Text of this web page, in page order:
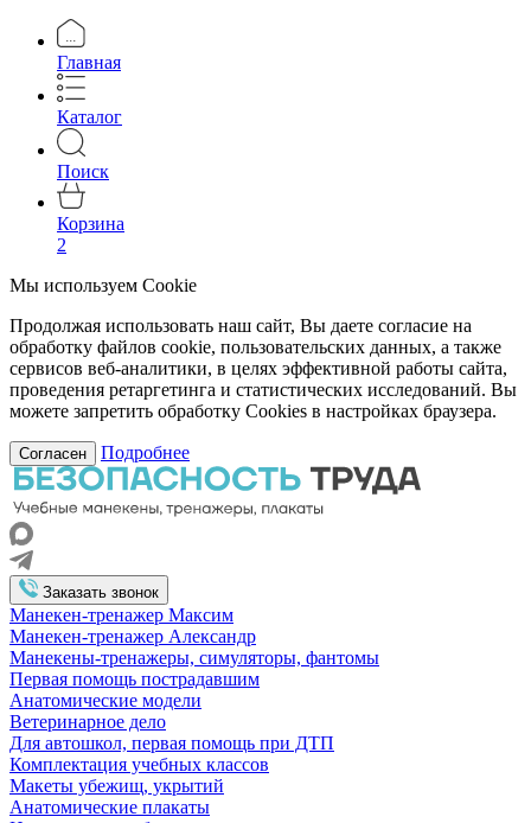
Главная
Каталог
Поиск
Корзина
2
Мы используем Cookie
Продолжая использовать наш сайт, Вы даете согласие на
обработку файлов cookie, пользовательских данных, а также
сервисов веб-аналитики, в целях эффективной работы сайта,
проведения ретаргетинга и статистических исследований. Вы
можете запретить обработку Cookies в настройках браузера.
Согласен Подробнее
Заказать звонок
Манекен-тренажер Максим
Манекен-тренажер Александр
Манекены-тренажеры, симуляторы, фантомы
Первая помощь пострадавшим
Анатомические модели
Ветеринарное дело
Для автошкол, первая помощь при ДТП
Комплектация учебных классов
Макеты убежищ, укрытий
Анатомические плакаты